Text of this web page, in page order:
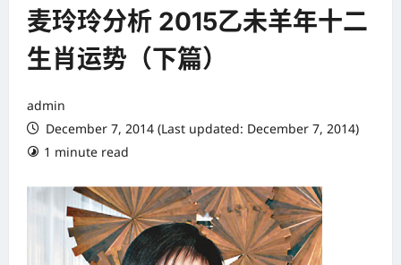
麦玲玲分析 2015乙未羊年十二
生肖运势（下篇）
admin
December 7, 2014 (Last updated: December 7, 2014)
1 minute read